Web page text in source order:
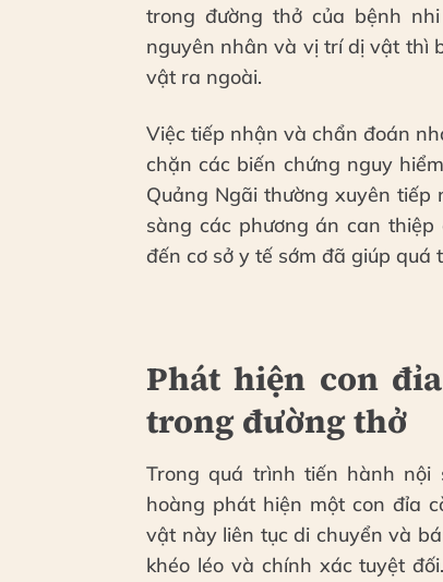
trong đường thở của bệnh
nguyên nhân và vị trí dị vật thì
vật ra ngoài.
Việc tiếp nhận và chẩn đoán
chặn các biến chứng nguy
Quảng Ngãi thường xuyên
sàng các phương án can
đến cơ sở y tế sớm đã giúp
Phát hiện con
trong đường thở
Trong quá trình tiến hành
hoàng phát hiện một con đỉa
vật này liên tục di chuyển và
khéo léo và chính xác tuyệt